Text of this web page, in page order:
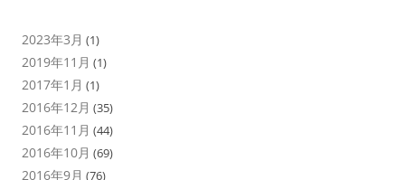
2023年3月 (1)
2019年11月 (1)
2017年1月 (1)
2016年12月 (35)
2016年11月 (44)
2016年10月 (69)
2016年9月 (76)